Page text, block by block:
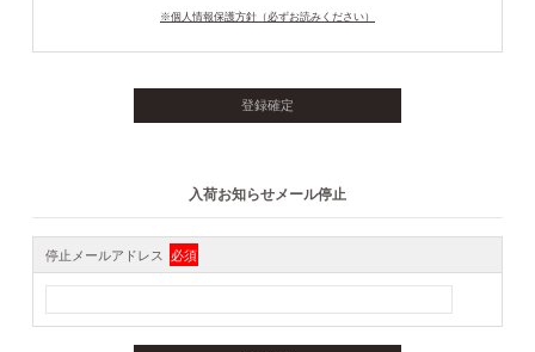
※個人情報保護方針（必ずお読みください）
入荷お知らせメール停止
停止メールアドレス 必須